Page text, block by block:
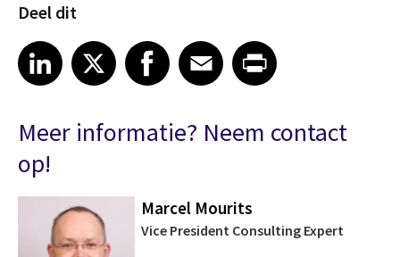
Deel dit
Share article on LinkedIn
LinkedIn
Share article on XShare article on Facebook
Facebook
Share article on Email
EmailShare article on Print
Meer informatie? Neem contact
op!
Marcel Mourits
Vice President Consulting Expert